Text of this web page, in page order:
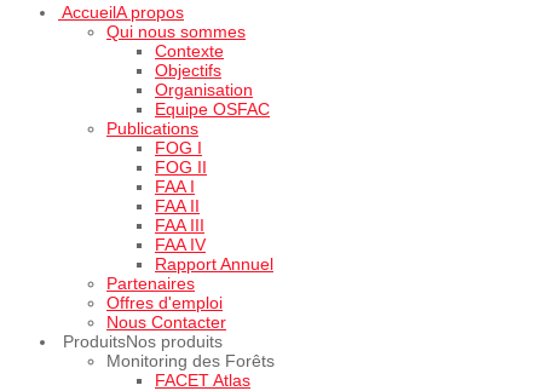
AccueilA propos
Qui nous sommes
Contexte
Objectifs
Organisation
Equipe OSFAC
Publications
FOG I
FOG II
FAA I
FAA II
FAA III
FAA IV
Rapport Annuel
Partenaires
Offres d'emploi
Nous Contacter
ProduitsNos produits
Monitoring des Forêts
FACET Atlas